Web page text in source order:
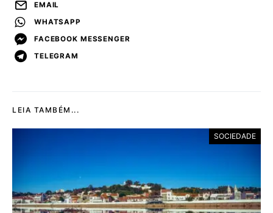
EMAIL
WHATSAPP
FACEBOOK MESSENGER
TELEGRAM
LEIA TAMBÉM...
SOCIEDADE